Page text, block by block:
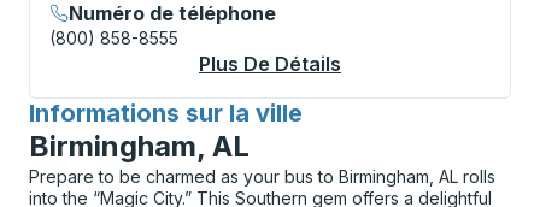
Numéro de téléphone
(800) 858-8555
Plus De Détails
Informations sur la ville
pour
Birmingham, AL
Prepare to be charmed as your bus to Birmingham, AL rolls
into the “Magic City.” This Southern gem offers a delightful